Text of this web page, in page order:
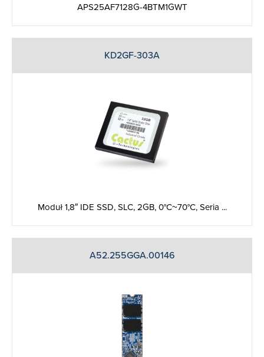
APS25AF7128G-4BTM1GWT
KD2GF-303A
Moduł 1,8″ IDE SSD, SLC, 2GB, 0°C~70°C, Seria ...
A52.255GGA.00146